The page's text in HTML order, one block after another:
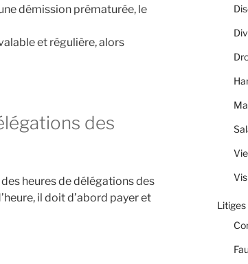
démission prématurée, le
et régulière, alors
des
heures de délégations des
il doit d’abord payer et
Litiges